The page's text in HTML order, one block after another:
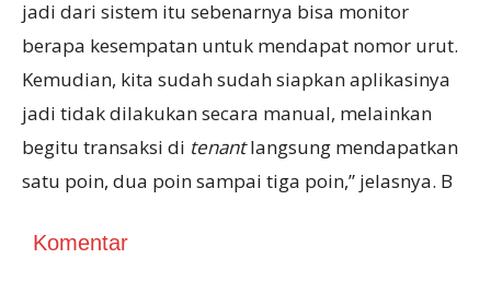
jadi dari sistem itu sebenarnya bisa monitor
berapa kesempatan untuk mendapat nomor urut.
Kemudian, kita sudah sudah siapkan aplikasinya
jadi tidak dilakukan secara manual, melainkan
begitu transaksi di tenantlangsung mendapatkan
satu poin, dua poin sampai tiga poin,” jelasnya. B
Komentar